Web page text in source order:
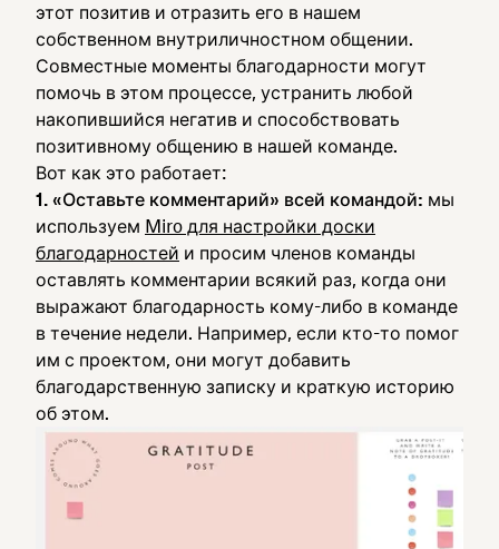
этот позитив и отразить его в нашем
собственном внутриличностном общении.
Совместные моменты благодарности могут
помочь в этом процессе, устранить любой
накопившийся негатив и способствовать
позитивному общению в нашей команде.
Вот как это работает:
1. «Оставьте комментарий» всей командой: мы
используем Miro для настройки доски
благодарностей и просим членов команды
оставлять комментарии всякий раз, когда они
выражают благодарность кому-либо в команде
в течение недели. Например, если кто-то помог
им с проектом, они могут добавить
благодарственную записку и краткую историю
об этом.